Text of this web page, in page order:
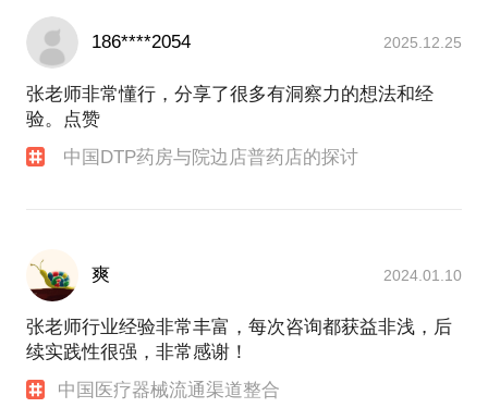
10年工作经验在大型上市医药流通集团以及咨询公司
做战略规划工作。
1、工作内容包括：竞争情报搜集、医药政策解读、细
分市场洞察、深度对标研究、战略专题研究、新业务
新模式分析、战略规划及战略管理等；
2、主要研究领域：药品、医疗器械及中药材、中药饮
片生产、流通、零售、电商、互联网医疗等细分领域
2年在管理咨询公司
186****2054 2025.12.25
张老师非常懂行，分享了很多有洞察力的想法和经
验。点赞
中国DTP药房与院边店普药店的探讨
爽 2024.01.10
张老师行业经验非常丰富，每次咨询都获益非浅，后
续实践性很强，非常感谢！
中国医疗器械流通渠道整合